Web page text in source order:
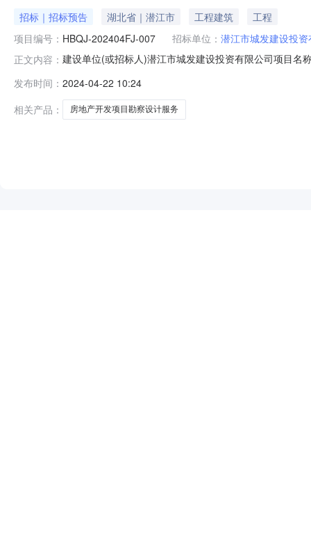
招标｜招标预告 湖北省｜潜江市 工程建筑
工程
项目编号： HBQJ-202404FJ-007 招标单位： 潜江市城发建设投
正文内容： 建设单位(或招标人)潜江市城发建设投资有限公司项目
察、方案设计、初步设计、施工图设计以及后续服务等
发布时间： 2024-04-22 10:24
相关产品：
房地产开发项目勘察设计服务